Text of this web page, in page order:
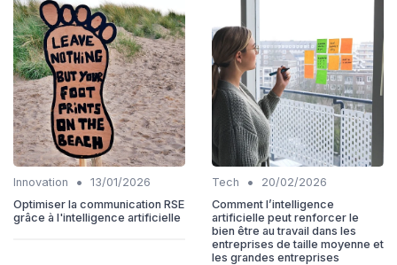
Innovation •
13/01/2026
Optimiser la communication RSE
grâce à l'intelligence artificielle
Tech •
20/02/2026
Comment l’intelligence
artificielle peut renforcer le
bien être au travail dans les
entreprises de taille moyenne et
les grandes entreprises